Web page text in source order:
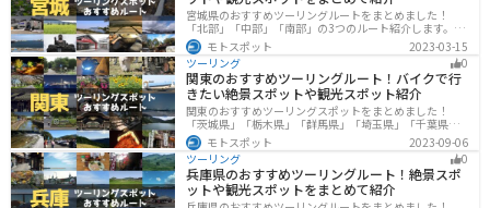
宮城県のおすすめツーリングルートをまとめました！
「北部」「中部」「南部」の3つのルート紹介します。キ
ツネ村や広大な山や滝、湖などを歴史や自然を満喫する
ツーリングができます。バイクで宮城県にツーリングに
行く際は参考にしてください。
モトスポット
2023-03-15
ツーリング
0
関東のおすすめツーリングルート！バイクで行
きたい絶景スポットや観光スポット紹介
関東のおすすめツーリングスポットをまとめました！
「茨城県」「栃木県」「群馬県」「埼玉県」「千葉県」
「東京都」「神奈川県」の各県の観光地紹介します。自
然豊かな山々や湖、温泉地が点在し、四季折々の景色を
楽しめるスポットが多数あります。バイクで関東にツー
リングに行く際は参考にしてください。
モトスポット
2023-09-06
ツーリング
0
兵庫県のおすすめツーリングルート！絶景スポ
ットや観光スポットをまとめて紹介